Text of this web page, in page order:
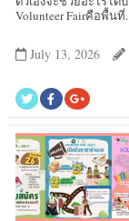
Volunteer Fairคือพื้นที่
July 13, 2026